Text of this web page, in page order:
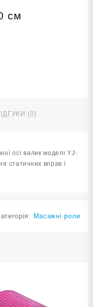
см
(0)
осі валик моделі YJ-
статичних вправ і
Масажні роли